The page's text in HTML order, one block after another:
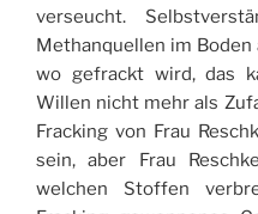
verseucht.
Methanquellen im
wo gefrackt wird, das
Willen nicht mehr als
Fracking von Frau
sein, aber Frau
welchen Stoffen